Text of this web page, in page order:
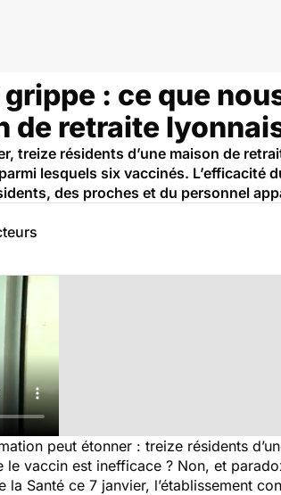
: ce que
de retraite
treize résidents d’une maison de
lesquels six vaccinés. L’efficacité
des proches et du personnel
peut étonner : treize résidents
vaccin est inefficace ? Non, et
Santé ce 7 janvier, l’établissement